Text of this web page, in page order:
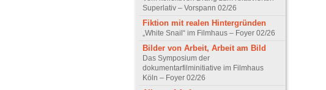
Superlativ – Vorspann 02/26
Fiktion mit realen Hintergründen
„White Snail“ im Filmhaus – Foyer 02/26
Bilder von Arbeit, Arbeit am Bild
Das Symposium der
dokumentarfilminitiative im Filmhaus
Köln – Foyer 02/26